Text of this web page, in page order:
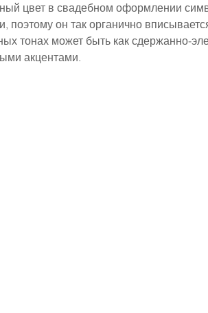
цвет в свадебном оформлении
поэтому он так органично
тонах может быть как сдержанно-
акцентами.